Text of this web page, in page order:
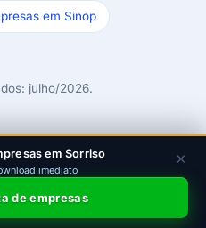
em Sinop
julho/2026.
em Sorriso
imediato
de empresas
×